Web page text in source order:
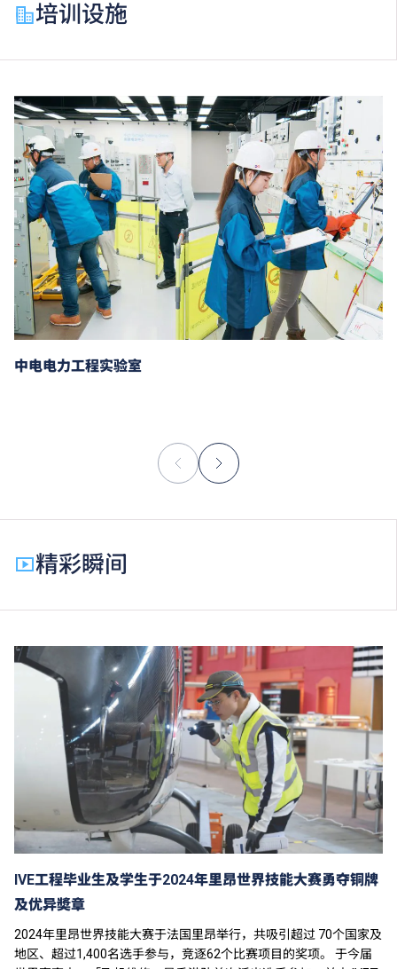
培训设施
中电电力工程实验室
精彩瞬间
IVE工程毕业生及学生于2024年里昂世界技能大赛勇夺铜牌
及优异奬章
2024年里昂世界技能大赛于法国里昂举行，共吸引超过 70个国家及
地区、超过1,400名选手参与，竞逐62个比赛项目的奖项。 于今届